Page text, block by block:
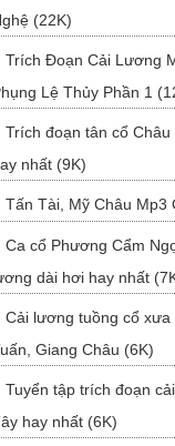
(22K)
Trích Đoạn Cải Lương
Lệ Thủy Phần 1
Trích đoạn tân cổ
nhất (9K)
Tấn Tài, Mỹ Châu Mp3
Ca cổ Phương Cẩm
dài hơi hay nhất
Cải lương tuồng cổ
Giang Châu (6K)
Tuyển tập trích đoạn
hay nhất (6K)